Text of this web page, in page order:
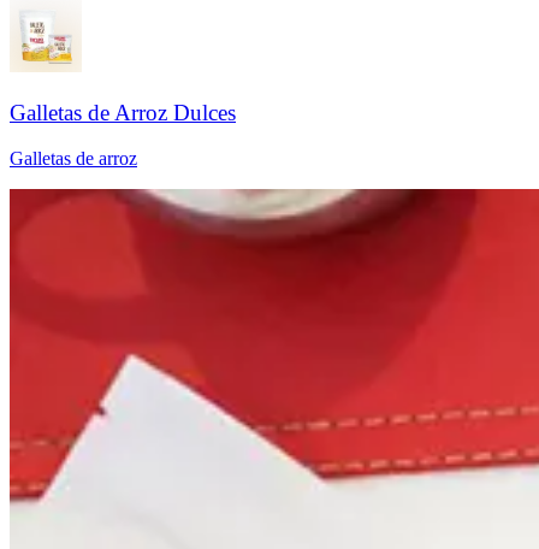
Galletas de Arroz Dulces​​​​‌ ‍ ​‍​‍‌‍ ‌ ​‍‌‍‍‌‌‍‌ ‌‍‍‌‌‍ ‍​‍​‍​ ‍‍​‍​‍‌ ​ ‌‍​‌‌‍ ‍‌‍‍‌‌ ‌​‌ ‍‌​‍ ‍‌‍‍‌‌‍ ​‍​‍​‍ ​​‍​‍‌‍‍​‌ ​‍‌‍‌‌‌‍‌‍​‍​‍​ ‍‍​‍​‍‌‍‍​‌ ‌​‌ ‌​‌ ​​‌ ​ ​ ‍‍​‍ ​‍ ‌ ‌​‌ ‌‌‌‍​ ‌‍​‌‌ ​​‌‍‌‌‌‍ ​​‍ ‍‌ ​ ‌‍​‌‌‍ ‍‌‍‍‌‌ ‌​‌ ‍‌​‍ ‍‌ ​ ‌ ‌​‌ ‌‌‌‍‌​‌‍‍‌‌‍ ​‍ ‌‍‍‌‌‍ ‍‌ ‌​‌‍‌‌‌‍ ‍‌ ‌​​‍ ‌‍‌‌‌‍‌​‌‍‍‌‌ ‌​​‍ ‌‍ ‌‌‍ ‌‍‌​‌‍‌‌​ ‌‌ ​​‌ ​‍‌‍‌‌‌ ​ ‌‍‌‌‌‍ ‍‌ ‌​‌‍​‌‌ ‌​‌‍‍‌‌‍ ‌‍ ‍​ ‍ ‌‍‍‌‌‍‌​​ ‌​ ‍‌​ ‌ ‌‍​ ‌‍‌‌​ ​‌​ ‍‌​ ​‌​ ​ ​‍ ‌​ ​‌​ ‌​‌‍‌‌​ ‍‌​‍ ‌​ ‌​​ ​ ‌‍​‍​ ‌‍​‍ ‌​ ‍​‌‍‌‍​ ​‌​ ‍​​‍ ‌‌‍​‌​ ​‍​ ‌‌​ ‌ ‌‍​‌​ ‌ ‌‍‌​​ ‌‍​ ​‍​ ​‍‌‍​‌‌‍​‌​ ‍ ‌ ‌​‌ ‍‌‌ ​​‌‍‌‌​ ‌‌ ​​‌ ​‍‌‍ ‌‍‌​‌ ‌‌‌‍​ ‌ ‌​​ ‍ ‌ ​​‌‍​‌‌ ‌​‌‍‍​​ ‌‌ ‌​‌‍‍‌‌ ‌​‌‍ ​‌‍‌‌​ ‌‍​‍‌‍​‌‌ ​ ‌‍‌‌‌‌‌‌‌ ​‍‌‍ ​​ ‌‌‍‍​‌ ‌​‌ ‌​‌ ​​‌ ​ ​‍‌‌​ ​ ‌​​‌​‍‌‌​ ​‍‌​‌‍​‍‌‌​ ​‍‌​‌‍‌ ‌​‌ ‌‌‌‍​ ‌‍​‌‌ ​​‌‍‌‌‌‍ ​​‍ ‍‌ ​ ‌‍​‌‌‍ ‍‌‍‍‌‌ ‌​‌ ‍‌​‍ ‍‌ ​ ‌ ‌​‌ ‌‌‌‍‌​‌‍‍‌‌‍ ​‍‌‍‌‍‍‌‌‍‌​​ ‌​ ‍‌​ ‌ ‌‍​ ‌‍‌‌​ ​‌​ ‍‌​ ​‌​ ​ ​‍ ‌​ ​‌​ ‌​‌‍‌‌​ ‍‌​‍ ‌​ ‌​​ ​ ‌‍​‍​ ‌‍​‍ ‌​ ‍​‌‍‌‍​ ​‌​ ‍​​‍ ‌‌‍​‌​ ​‍​ ‌‌​ ‌ ‌‍​‌​ ‌ ‌‍‌​​ ‌‍​ ​‍​ ​‍‌‍​‌‌‍​‌​‍‌‍‌ ‌​‌ ‍‌‌ ​​‌‍‌‌​ ‌‌ ​​‌ ​‍‌‍ ‌‍‌​‌ ‌‌‌‍​ ‌ ‌​​‍‌‍‌ ​​‌‍​‌‌ ‌​‌‍‍​​ ‌‌ ‌​‌‍‍‌‌ ‌​‌‍ ​‌‍‌‌​‍‌‍‌ ​​‌‍‌‌‌ ​‍‌ ​ ‌ ​​‌‍‌‌‌‍​ ‌ ‌​‌‍‍‌‌ ‌‍‌‍‌‌​ ‌‌ ​​‌ ‌‌‌‍​‍‌‍ ​‌‍‍‌‌ ​ ‌‍‍​‌‍‌‌‌‍‌​​‍​‍‌ ‌
Galletas de arroz​​​​‌ ‍ ​‍​‍‌‍ ‌ ​‍‌‍‍‌‌‍‌ ‌‍‍‌‌‍ ‍​‍​‍​ ‍‍​‍​‍‌ ​ ‌‍​‌‌‍ ‍‌‍‍‌‌ ‌​‌ ‍‌​‍ ‍‌‍‍‌‌‍ ​‍​‍​‍ ​​‍​‍‌‍‍​‌ ​‍‌‍‌‌‌‍‌‍​‍​‍​ ‍‍​‍​‍‌‍‍​‌ ‌​‌ ‌​‌ ​​‌ ​ ​ ‍‍​‍ ​‍ ‌ ‌​‌ ‌‌‌‍​ ‌‍​‌‌ ​​‌‍‌‌‌‍ ​​‍ ‍‌ ​ ‌‍​‌‌‍ ‍‌‍‍‌‌ ‌​‌ ‍‌​‍ ‍‌ ​ ‌ ‌​‌ ‌‌‌‍‌​‌‍‍‌‌‍ ​‍ ‌‍‍‌‌‍ ‍‌ ‌​‌‍‌‌‌‍ ‍‌ ‌​​‍ ‌‍‌‌‌‍‌​‌‍‍‌‌ ‌​​‍ ‌‍ ‌‌‍ ‌‍‌​‌‍‌‌​ ‌‌ ​​‌ ​‍‌‍‌‌‌ ​ ‌‍‌‌‌‍ ‍‌ ‌​‌‍​‌‌ ‌​‌‍‍‌‌‍ ‌‍ ‍​ ‍ ‌‍‍‌‌‍‌​​ ‌‌‍​‌‌‍​‍‌‍​‍​ ​‍‌‍‌​‌‍​‌​ ‌​​ ​‌​‍ ‌​ ‌​​ ‌‍​ ​​‌‍‌​​‍ ‌​ ‌​​ ‍‌​ ​‌​ ‍​​‍ ‌​ ‍​‌‍‌‍​ ‌‍​ ‌‌​‍ ‌​ ​‌‌‍‌‍​ ​‍​ ‌ ‌‍‌‌‌‍‌‍​ ​ ‌‍‌​​ ‌‌​ ​​‌‍‌‍​ ‌‍​ ‍ ‌ ‌​‌ ‍‌‌ ​​‌‍‌‌​ ‌‌ ​​‌ ​‍‌‍ ‌‍‌​‌ ‌‌‌‍​ ‌ ‌​‌​​ ‌‍​‌‌ ‌​‌‍‌‌‌‍‌ ‌‍ ‌ ​‍‌ ‍‌​ ‍ ‌ ​​‌‍​‌‌ ‌​‌‍‍​​ ‌‌ ‌​‌‍‍‌‌ ‌​‌‍ ​‌‍‌‌​ ‌‍​‍‌‍​‌‌ ​ ‌‍‌‌‌‌‌‌‌ ​‍‌‍ ​​ ‌‌‍‍​‌ ‌​‌ ‌​‌ ​​‌ ​ ​‍‌‌​ ​ ‌​​‌​‍‌‌​ ​‍‌​‌‍​‍‌‌​ ​‍‌​‌‍‌ ‌​‌ ‌‌‌‍​ ‌‍​‌‌ ​​‌‍‌‌‌‍ ​​‍ ‍‌ ​ ‌‍​‌‌‍ ‍‌‍‍‌‌ ‌​‌ ‍‌​‍ ‍‌ ​ ‌ ‌​‌ ‌‌‌‍‌​‌‍‍‌‌‍ ​‍‌‍‌‍‍‌‌‍‌​​ ‌‌‍​‌‌‍​‍‌‍​‍​ ​‍‌‍‌​‌‍​‌​ ‌​​ ​‌​‍ ‌​ ‌​​ ‌‍​ ​​‌‍‌​​‍ ‌​ ‌​​ ‍‌​ ​‌​ ‍​​‍ ‌​ ‍​‌‍‌‍​ ‌‍​ ‌‌​‍ ‌​ ​‌‌‍‌‍​ ​‍​ ‌ ‌‍‌‌‌‍‌‍​ ​ ‌‍‌​​ ‌‌​ ​​‌‍‌‍​ ‌‍​‍‌‍‌ ‌​‌ ‍‌‌ ​​‌‍‌‌​ ‌‌ ​​‌ ​‍‌‍ ‌‍‌​‌ ‌‌‌‍​ ‌ ‌​‌​​ ‌‍​‌‌ ‌​‌‍‌‌‌‍‌ ‌‍ ‌ ​‍‌ ‍‌​‍‌‍‌ ​​‌‍​‌‌ ‌​‌‍‍​​ ‌‌ ‌​‌‍‍‌‌ ‌​‌‍ ​‌‍‌‌​‍‌‍‌ ​​‌‍‌‌‌ ​‍‌ ​ ‌ ​​‌‍‌‌‌‍​ ‌ ‌​‌‍‍‌‌ ‌‍‌‍‌‌​ ‌‌ ​​‌ ‌‌‌‍​‍‌‍ ​‌‍‍‌‌ ​ ‌‍‍​‌‍‌‌‌‍‌​​‍​‍‌ ‌